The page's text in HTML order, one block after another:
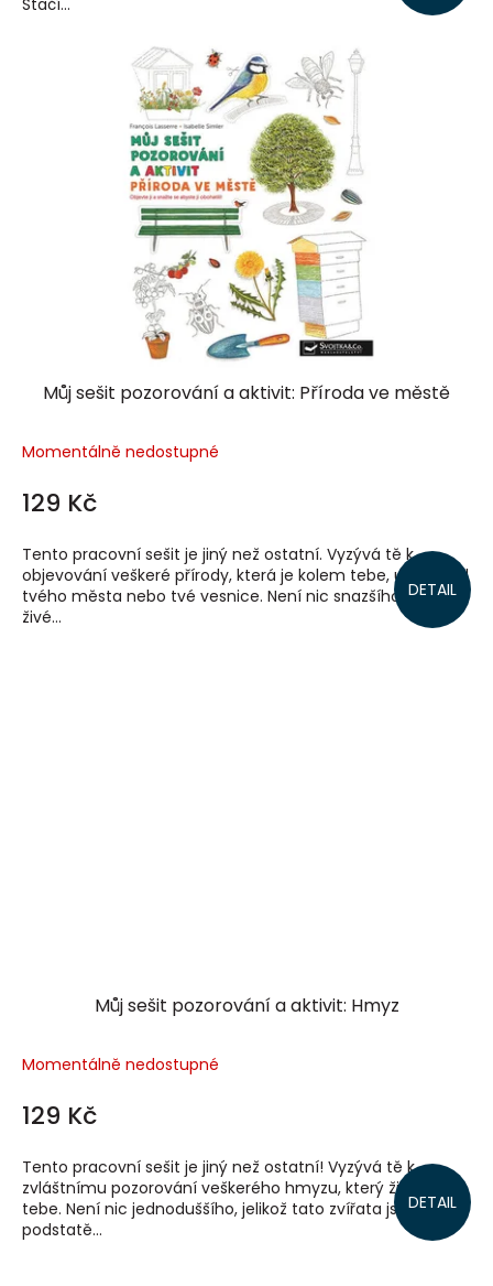
Můj sešit pozorování a aktivit: Příroda ve městě
Momentálně nedostupné
129 Kč
DETAIL
Tento pracovní sešit je jiný než ostatní. Vyzývá tě k
objevování veškeré přírody, která je kolem tebe, uprostřed
tvého města nebo tvé vesnice. Není nic snazšího, protože
živé...
Můj sešit pozorování a aktivit: Hmyz
Momentálně nedostupné
129 Kč
DETAIL
Tento pracovní sešit je jiný než ostatní! Vyzývá tě k
zvláštnímu pozorování veškerého hmyzu, který žije kolem
tebe. Není nic jednoduššího, jelikož tato zvířata jsou v
podstatě...